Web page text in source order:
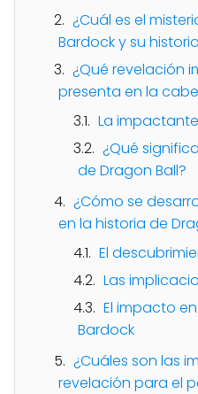
¿Cuál es el
Bardock y su
¿Qué revelación
presenta en la
La
¿Qué
de Dragon Ball?
¿Cómo se
en la historia de
El
Las
El impacto
Bardock
¿Cuáles son las
revelación para el